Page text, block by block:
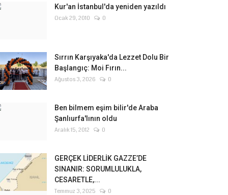
Kur'an İstanbul'da yeniden yazıldı
Ocak 29, 2010 0
Sırrın Karşıyaka'da Lezzet Dolu Bir
Başlangıç: Moi Fırın...
Ağustos 3, 2026 0
Ben bilmem eşim bilir'de Araba
Şanlıurfa'lının oldu
Aralık 15, 2012 0
GERÇEK LİDERLİK GAZZE’DE
SINANIR: SORUMLULUKLA,
CESARETLE,...
Temmuz 3, 2025 0